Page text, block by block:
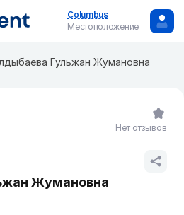
Columbus
Местоположение
Гульжан Жумановна
Жумановна
Нет отзывов